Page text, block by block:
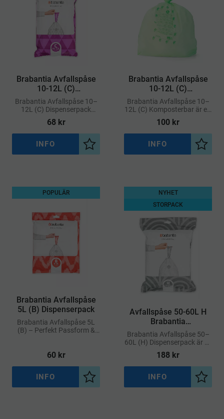
​Brabantia Avfallspåse
10-12L (C)
Dispenserpack
Brabantia Avfallspåse 10–
12L (C) Dispenserpack
erbjuder en praktisk lösning
med snabb åtkomst till
påsar som sitter perfekt i
Brabantia-hinkar med kod
68kr
Lägg till i önskelista
INFO
Brabantia Avfallspåse
10-12L (C)
Komposterbar
Brabantia Avfallspåse 10–
12L (C) Komposterbar är ett
hållbart val för
miljömedvetna användare
100 kr
Lägg
INFO
​Brabantia Avfallspåse
5L (B) Dispenserpack
Brabantia Avfallspåse 5L
(B) – Perfekt Passform &
60kr
POPULÄR
Lägg till i önskelista
INFO
Avfallspåse 50-60L H
Brabantia
Dispenserpack
Brabantia Avfallspåse 50–
60L (H) Dispenserpack är en
praktisk storförpackning
med specialanpassade
soppåsar för Brabantias
stora avfallshinkar märkta
188 kr
NYHET
STORPACK
Lägg
INFO